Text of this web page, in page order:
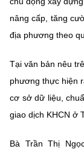
Chịu trách nhiệm
Giám đốc Trung
Điện thoại: 024
Email:
©2026 Bản quyền
(Ghi rõ nguồn
nâng cấp, tăng
địa phương theo
Tại văn bản nêu
phương thực hiện
cơ sở dữ liệu,
giao dịch KHCN ở
Bà Trần Thị